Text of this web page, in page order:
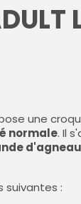
une
normale. Il
: